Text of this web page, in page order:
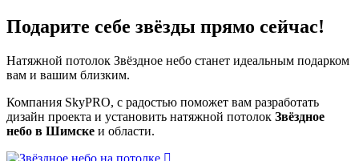
Подарите себе звёзды прямо сейчас!
Натяжной потолок Звёздное небо станет идеальным подарком
вам и вашим близким.
Компания SkyPRO, с радостью поможет вам разработать
дизайн проекта и установить натяжной потолок Звёздное
небо в Шимске и области.